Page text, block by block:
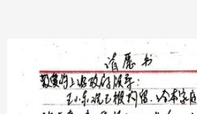
Slike